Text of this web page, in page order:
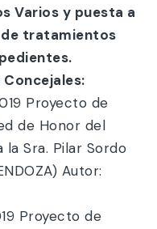
Varios y puesta a
de tratamientos
Concejales:
Proyecto de
de Honor del
la Sra. Pilar Sordo
Autor:
Proyecto de